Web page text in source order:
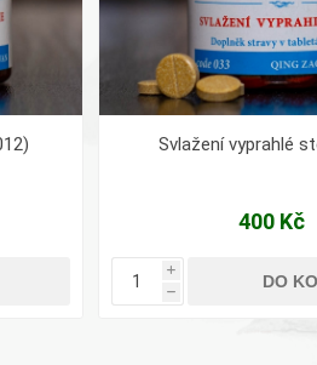
Svlažení vyprahlé
400 Kč
i
h
DO